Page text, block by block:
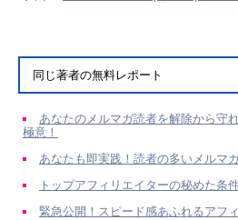
同じ著者の無料レポート
あなたのメルマガ読者を解除から守
極意！
あなたも即実践！読者の多いメルマ
トップアフィリエイターの秘めた条
緊急公開！スピード感あふれるアフ